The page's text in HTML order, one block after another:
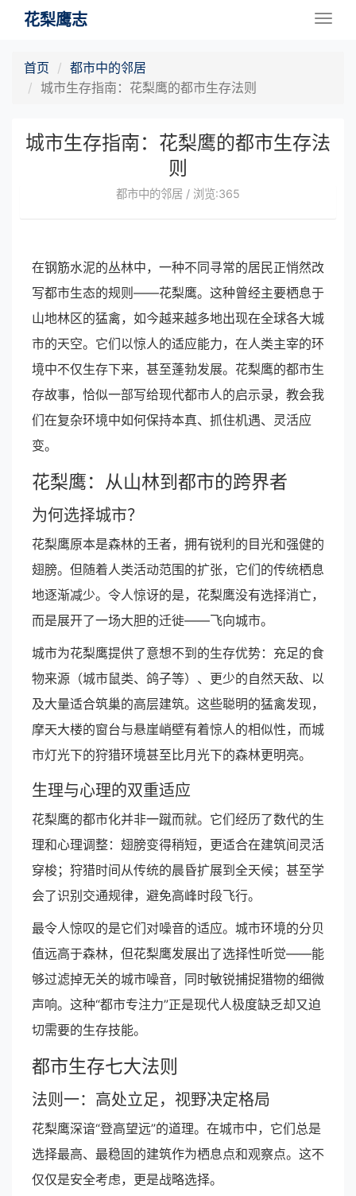
花梨鹰志
首页
都市中的邻居
城市生存指南：花梨鹰的都市生存法则
城市生存指南：花梨鹰的都市生存法
则
都市中的邻居 / 浏览:365
在钢筋水泥的丛林中，一种不同寻常的居民正悄然改
写都市生态的规则——花梨鹰。这种曾经主要栖息于
山地林区的猛禽，如今越来越多地出现在全球各大城
市的天空。它们以惊人的适应能力，在人类主宰的环
境中不仅生存下来，甚至蓬勃发展。花梨鹰的都市生
存故事，恰似一部写给现代都市人的启示录，教会我
们在复杂环境中如何保持本真、抓住机遇、灵活应
变。
花梨鹰：从山林到都市的跨界者
为何选择城市？
花梨鹰原本是森林的王者，拥有锐利的目光和强健的
翅膀。但随着人类活动范围的扩张，它们的传统栖息
地逐渐减少。令人惊讶的是，花梨鹰没有选择消亡，
而是展开了一场大胆的迁徙——飞向城市。
城市为花梨鹰提供了意想不到的生存优势：充足的食
物来源（城市鼠类、鸽子等）、更少的自然天敌、以
及大量适合筑巢的高层建筑。这些聪明的猛禽发现，
摩天大楼的窗台与悬崖峭壁有着惊人的相似性，而城
市灯光下的狩猎环境甚至比月光下的森林更明亮。
生理与心理的双重适应
花梨鹰的都市化并非一蹴而就。它们经历了数代的生
理和心理调整：翅膀变得稍短，更适合在建筑间灵活
穿梭；狩猎时间从传统的晨昏扩展到全天候；甚至学
会了识别交通规律，避免高峰时段飞行。
最令人惊叹的是它们对噪音的适应。城市环境的分贝
值远高于森林，但花梨鹰发展出了选择性听觉——能
够过滤掉无关的城市噪音，同时敏锐捕捉猎物的细微
声响。这种“都市专注力”正是现代人极度缺乏却又迫
切需要的生存技能。
都市生存七大法则
法则一：高处立足，视野决定格局
花梨鹰深谙“登高望远”的道理。在城市中，它们总是
选择最高、最稳固的建筑作为栖息点和观察点。这不
仅仅是安全考虑，更是战略选择。